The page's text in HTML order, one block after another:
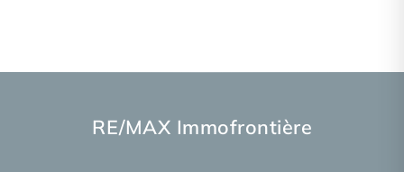
RE/MAX Immofrontière